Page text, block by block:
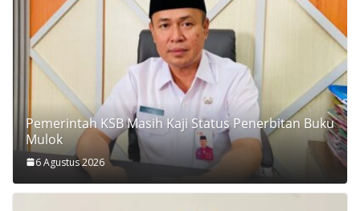
Pemerintah KSB Masih Kaji Status Penerbitan Buku
Mulok
6 Agustus 2026